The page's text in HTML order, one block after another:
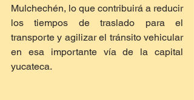
Mulchechén, lo que contribuirá a reducir
los tiempos de traslado para el
transporte y agilizar el tránsito vehicular
en esa importante vía de la capital
yucateca.